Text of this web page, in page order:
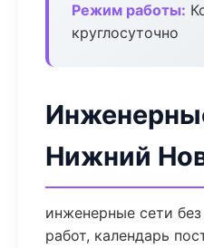
Режим работы:
круглосуточно
Нижний
инженерные сети
работ, календарь